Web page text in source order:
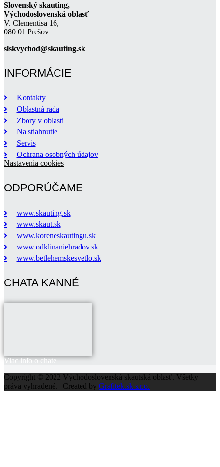
Slovenský skauting,
Východoslovenská oblasť
V. Clementisa 16,
080 01 Prešov
slskvychod@skauting.sk
INFORMÁCIE
Kontakty
Oblastná rada
Zbory v oblasti
Na stiahnutie
Servis
Ochrana osobných údajov
Nastavenia cookies
ODPORÚČAME
www.skauting.sk
www.skaut.sk
www.koreneskautingu.sk
www.odklinaniehradov.sk
www.betlehemskesvetlo.sk
CHATA KANNÉ
Viac info o chate
Copyright © 2022 Východoslovenská skautská oblasť. Všetky
práva vyhradené. | Created by Grafitek.sk s.r.o.